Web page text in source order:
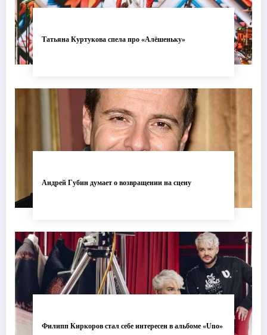
Татьяна Куртукова спела про «Алёшеньку»
Андрей Губин думает о возвращении на сцену
Филипп Киркоров стал себе интересен в альбоме «Uno»